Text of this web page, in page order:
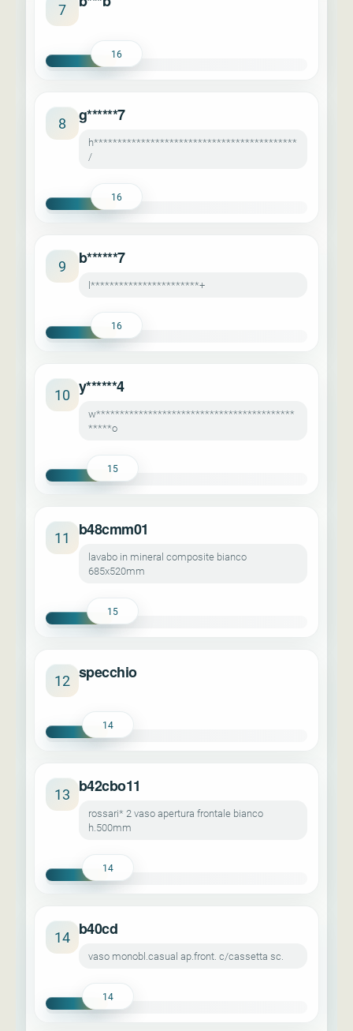
7
16
8 g******7
h*******************************************
/
16
9 b******7
l***********************+
16
10 y******4
w******************************************
*****o
15
11 b48cmm01
lavabo in mineral composite bianco
685x520mm
15
12 specchio
14
13 b42cbo11
rossari* 2 vaso apertura frontale bianco
h.500mm
14
14 b40cd
vaso monobl.casual ap.front. c/cassetta sc.
14